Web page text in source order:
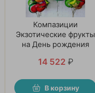
Компазиции
Экзотические фрукты
на День рождения
14 522 ₽
В корзину